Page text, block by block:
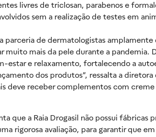
livres de triclosan, parabenos e
sem a realização de testes em
parceria de dermatologistas
muito mais da pele durante a
estar e relaxamento, fortalecendo a
dos produtos”, ressalta a diretora
deve receber complementos com
que a Raia Drogasil não possui fábricas
rigorosa avaliação, para garantir que